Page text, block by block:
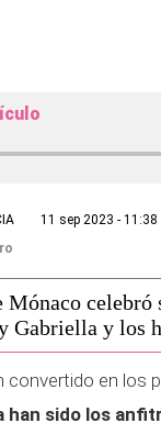
11 sep 2023 - 11:38
Gabriella y los
convertido en los
han sido los